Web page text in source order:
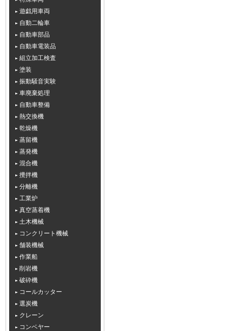
遊戯用車両
自動二輪車
自動車部品
自動車電装品
組立加工検査
塗装
振動騒音実験
車廃棄処理
自動車整備
熱交換機
乾燥機
蒸留機
蒸発機
混合機
攪拌機
分離機
工業炉
真空蒸着機
土木機械
コンクリート機械
舗装機械
作業船
削岩機
破砕機
コールカッター
選炭機
クレーン
コンベヤー